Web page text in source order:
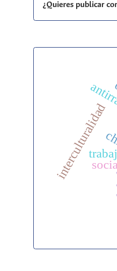
¿Quieres publicar
interculturalidad